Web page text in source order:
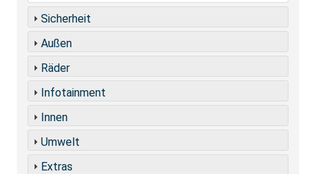
Sicherheit
Außen
Räder
Infotainment
Innen
Umwelt
Extras